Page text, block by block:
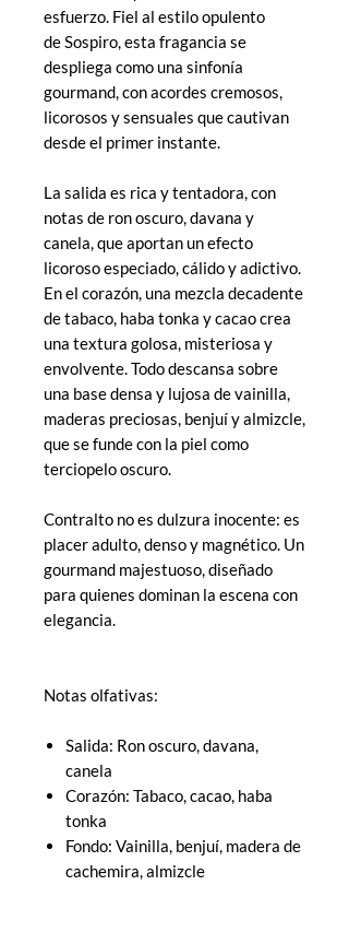
esfuerzo. Fiel al estilo opulento
de Sospiro, esta fragancia se
despliega como una sinfonía
gourmand, con acordes cremosos,
licorosos y sensuales que cautivan
desde el primer instante.
La salida es rica y tentadora, con
notas de ron oscuro, davana y
canela, que aportan un efecto
licoroso especiado, cálido y adictivo.
En el corazón, una mezcla decadente
de tabaco, haba tonka y cacao crea
una textura golosa, misteriosa y
envolvente. Todo descansa sobre
una base densa y lujosa de vainilla,
maderas preciosas, benjuí y almizcle,
que se funde con la piel como
terciopelo oscuro.
Contralto no es dulzura inocente: es
placer adulto, denso y magnético. Un
gourmand majestuoso, diseñado
para quienes dominan la escena con
elegancia.
Notas olfativas:
Salida: Ron oscuro, davana,
canela
Corazón: Tabaco, cacao, haba
tonka
Fondo: Vainilla, benjuí, madera de
cachemira, almizcle